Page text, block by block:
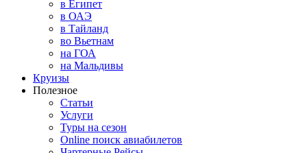
в Египет
в ОАЭ
в Тайланд
во Вьетнам
на ГОА
на Мальдивы
Круизы
Полезное
Статьи
Услуги
Туры на сезон
Online поиск авиабилетов